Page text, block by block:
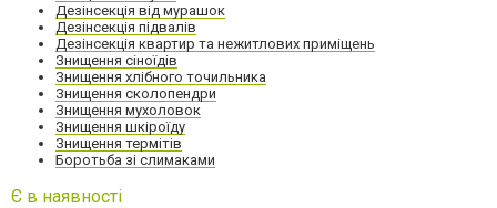
Дезінсекція від мурашок
Дезінсекція підвалів
Дезінсекція квартир та нежитлових приміщень
Знищення сіноїдів
Знищення хлібного точильника
Знищення сколопендри
Знищення мухоловок
Знищення шкіроїду
Знищення термітів
Боротьба зі слимаками
Є в наявності